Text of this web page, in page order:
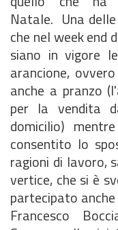
Natale. Una
che nel week end
siano in vigore
arancione,
anche a pranzo
per la vendita
domicilio)
consentito lo
ragioni di lavoro,
vertice, che si è
partecipato
Francesco